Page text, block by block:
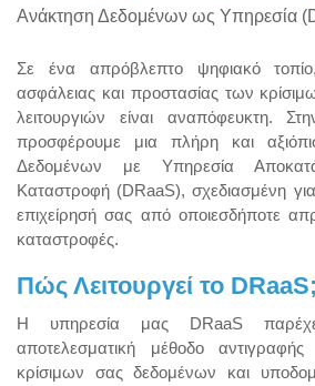
Ανάκτηση Δεδομένων ως Υπηρεσία
Σε ένα απρόβλεπτο ψηφιακό
ασφάλειας και προστασίας των
λειτουργιών είναι αναπόφευκτη.
προσφέρουμε μια πλήρη και
Δεδομένων με Υπηρεσία
Καταστροφή (DRaaS), σχεδιασμένη
επιχείρησή σας από οποιεσδήποτε
καταστροφές.
Πώς Λειτουργεί το DRaaS;
Η υπηρεσία μας DRaaS
αποτελεσματική μέθοδο
κρίσιμων σας δεδομένων και